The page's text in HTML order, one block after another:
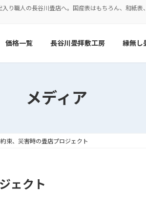
り職人の長谷川畳店へ。国産表はもちろん、和紙
価格一覧 長谷川畳拝敷工房 縁無し
メディア
束、災害時の畳店プロジェクト
ェクト